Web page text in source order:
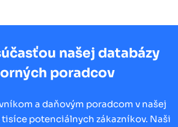
našej databázy
poradcov
a daňovým poradcom v našej
tisíce potenciálnych zákazníkov. Naši